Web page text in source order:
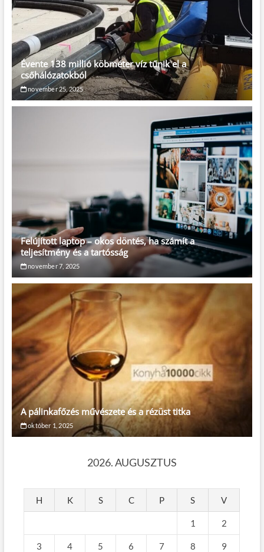
Évente 138 millió köbméter víz tűnik el a
csőhálózatokból
november 25, 2025
Felújított laptop – okos döntés, ha számít a
teljesítmény és a tartósság
november 7, 2025
A pálinkafőzés művészete és a rézüst titka
október 1, 2025
2026. AUGUSZTUS
H K S C P S V
1 2
3 4 5 6 7 8 9